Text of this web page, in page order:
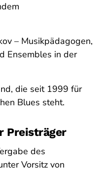
– Musikpädagogen,
Ensembles in der
die seit 1999 für
Blues steht.
Preisträger
des
Vorsitz von